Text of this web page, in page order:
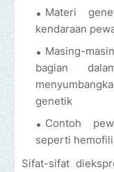
Materi
kendaraan
Masing-
bagian
genetik
Contoh
seperti
Sifat-sifat